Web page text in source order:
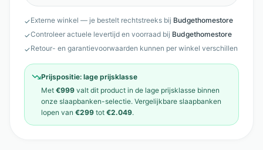
✓Externe winkel — je bestelt rechtstreeks bij Budgethomestore
✓Controleer actuele levertijd en voorraad bij Budgethomestore
✓Retour- en garantievoorwaarden kunnen per winkel verschillen
Prijspositie: lage prijsklasse
Met €999 valt dit product in de lage prijsklasse binnen
onze slaapbanken-selectie. Vergelijkbare slaapbanken
lopen van €299 tot €2.049.